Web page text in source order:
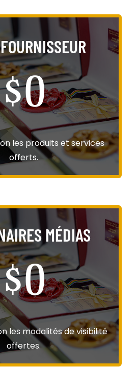
$0
les produits et services
offerts.
MÉDIAS
$0
les modalités de visibilité
offertes.